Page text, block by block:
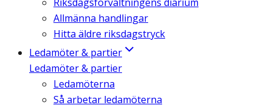
Allmänna handlingar
Hitta äldre riksdagstryck
Ledamöter & partier
Ledamöter & partier
Ledamöterna
Så arbetar ledamöterna